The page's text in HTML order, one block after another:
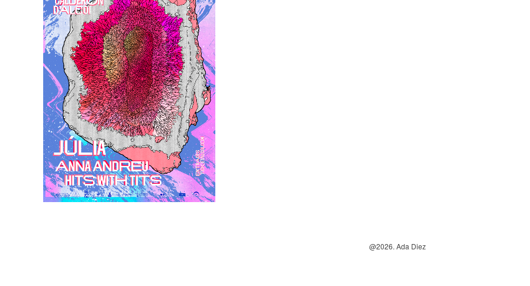
@2026. Ada Diez